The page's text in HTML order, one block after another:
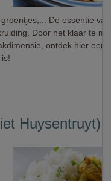
De essentie
Door het klaar te
ontdek hier een
Huysentruyt)